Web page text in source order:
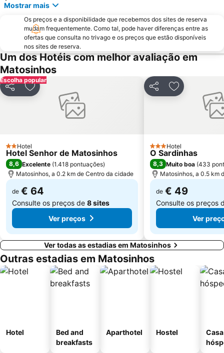
Europarque
Praia da Aguda
Parque da Cidade
Hotel Solverde Beach
Ponte Dom Luís I
da Póvoa de Varzim
da Madalena
Edificio da Alfândega
Mercado do Bolhão
Estádio Municipal de Braga - Estádio AXA
Aldeia Rural Preservada de Quintandona
Palacio do Freixo
Casino de Espinho
Parque do Palácio de Cristal
Arrábida Shopping
Praia de Esposende
Azurara Beach
Centro Histórico de Guimarães
Mostrar mais
Os preços e a disponibilidade que recebemos dos sites de reserva
mudam frequentemente. Como tal, pode haver diferenças entre as
ofertas que consulta no trivago e os preços que estão disponíveis
nos sites de reserva.
Um dos Hotéis com melhor avaliação em
Matosinhos
Escolha popular
PartilharAdicionar aos favoritos
2 Estrelas
Hotel
Hotel Senhor de Matosinhos
8,6 Excelente (1.418 pontuações)
Matosinhos, a 0.2 km de Centro da cidade
de € 64
Consulte os preços de 8 sites
Ver preços
PartilharAdicionar
3 Estrelas
Hotel
O Sardinhas
8,3 Muito boa (433
Matosinhos, a 0.5 km
de € 49
Consulte os preços
Ver
Ver todas as estadias em Matosinhos
Outras estadias em Matosinhos
Hotel
Bed and
breakfasts
Aparthotel Hostel